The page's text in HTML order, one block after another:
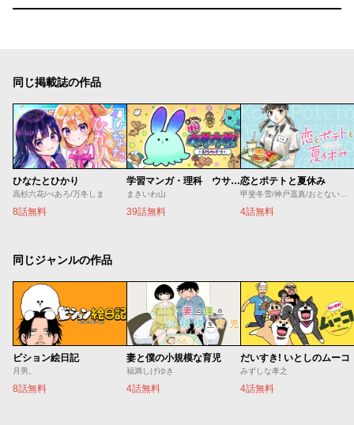
同じ掲載誌の作品
ひなたとひかり
高杉六花/べあろ/万冬しま
8話無料
学習マンガ・理科 ウサウサ！
まきいわ山
39話無料
恋とポテトと夏休み
4話無料
同じジャンルの作品
ビション絵日記
月男。
8話無料
妻と僕の小規模な育児
福満しげゆき
4話無料
だいすき! いとしのムーコ
みずしな孝之
4話無料